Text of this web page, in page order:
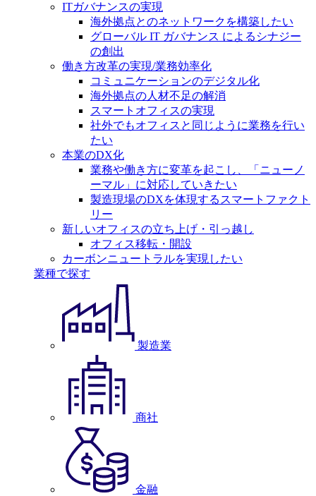
ITガバナンスの実現
海外拠点とのネットワークを構築したい
グローバル IT ガバナンス によるシナジー
の創出
働き方改革の実現/業務効率化
コミュニケーションのデジタル化
海外拠点の人材不足の解消
スマートオフィスの実現
社外でもオフィスと同じように業務を行い
たい
本業のDX化
業務や働き方に変革を起こし、「ニューノ
ーマル」に対応していきたい
製造現場のDXを体現するスマートファクト
リー
新しいオフィスの立ち上げ・引っ越し
オフィス移転・開設
カーボンニュートラルを実現したい
業種で探す
製造業
商社
金融